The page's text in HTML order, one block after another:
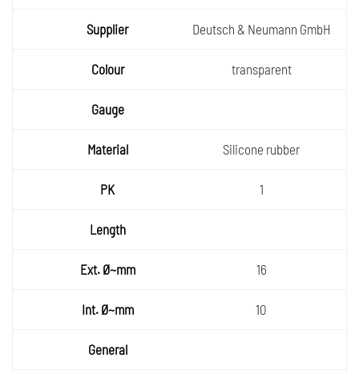
Deutsch & Neumann GmbH
transparent
Silicone rubber
1
16
10